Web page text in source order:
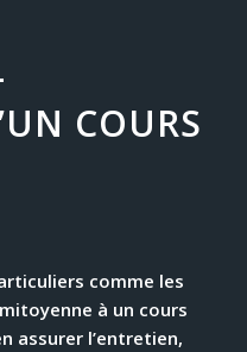
COURS
comme les
à un cours
assurer l’entretien,